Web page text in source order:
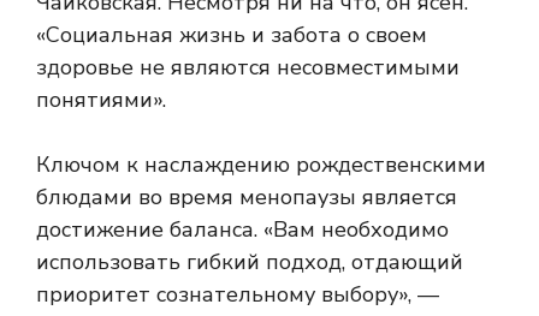
«Социальная жизнь и забота о своем
здоровье не являются несовместимыми
понятиями».
Ключом к наслаждению рождественскими
блюдами во время менопаузы является
достижение баланса. «Вам необходимо
использовать гибкий подход, отдающий
приоритет сознательному выбору», —